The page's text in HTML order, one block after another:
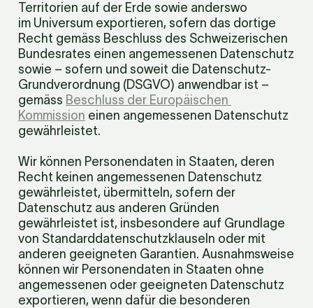
Territorien auf der Erde sowie anderswo
im Universum exportieren, sofern das dortige
Recht gemäss Beschluss des Schweizerischen
Bundesrates einen angemessenen Datenschutz
sowie – sofern und soweit die Datenschutz-
Grundverordnung (DSGVO) anwendbar ist –
gemäss Beschluss der Europäischen
Kommission einen angemessenen Datenschutz
gewährleistet.
Wir können Personendaten in Staaten, deren
Recht keinen angemessenen Datenschutz
gewährleistet, übermitteln, sofern der
Datenschutz aus anderen Gründen
gewährleistet ist, insbesondere auf Grundlage
von Standard­datenschutzklauseln oder mit
anderen geeigneten Garantien. Ausnahmsweise
können wir Personendaten in Staaten ohne
angemessenen oder geeigneten Datenschutz
exportieren, wenn dafür die besonderen